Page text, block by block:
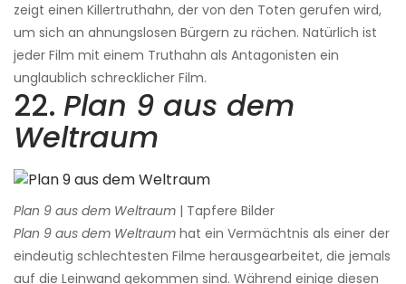
zeigt einen Killertruthahn, der von den Toten gerufen wird,
um sich an ahnungslosen Bürgern zu rächen. Natürlich ist
jeder Film mit einem Truthahn als Antagonisten ein
unglaublich schrecklicher Film.
22. Plan 9 aus dem
Weltraum
Plan 9 aus dem Weltraum | Tapfere Bilder
Plan 9 aus dem Weltraum hat ein Vermächtnis als einer der
eindeutig schlechtesten Filme herausgearbeitet, die jemals
auf die Leinwand gekommen sind. Während einige diesen